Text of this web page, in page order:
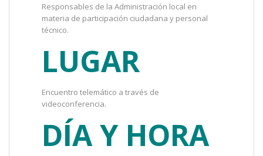
Responsables de la Administración local en
materia de participación ciudadana y personal
técnico.
LUGAR
Encuentro telemático a través de
videoconferencia.
DÍA Y HORA